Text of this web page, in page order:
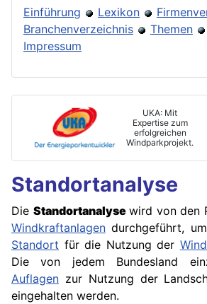
Einführung Lexikon
Branchenverzeichnis
Themen
Impressum
UKA: Mit
Expertise zum
erfolgreichen
Windparkprojekt.
Standortanalyse
Die Standortanalyse wird von den
Windkraftanlagen durchgeführt,
Standort für die Nutzung der
Die von jedem Bundesland
Auflagen zur Nutzung der
eingehalten werden.